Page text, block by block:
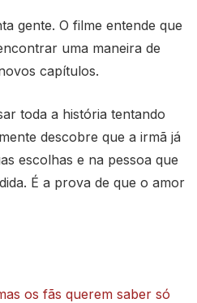
gente. O filme entende que
uma maneira de
capítulos.
toda a história tentando
descobre que a irmã já
escolhas e na pessoa que
É a prova de que o amor
os fãs querem saber só